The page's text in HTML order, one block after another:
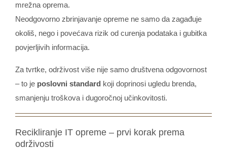
mrežna oprema.
Neodgovorno zbrinjavanje opreme ne samo da zagađuje
okoliš, nego i povećava rizik od curenja podataka i gubitka
povjerljivih informacija.
Za tvrtke, održivost više nije samo društvena odgovornost
– to je poslovni standard koji doprinosi ugledu brenda,
smanjenju troškova i dugoročnoj učinkovitosti.
Recikliranje IT opreme – prvi korak prema
održivosti